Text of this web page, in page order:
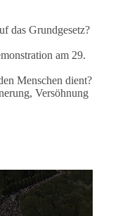
#friedenspartei
das Grundgesetz?
am 29.
Menschen dient?
Versöhnung